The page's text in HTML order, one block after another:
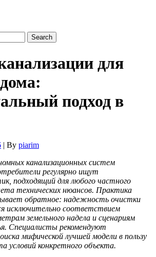
для
подход в
| By piarim
канализационных систем
регулярно ищут
подходящий для любого частного
технических нюансов. Практика
обратное: надежность очистки
исключительно соответствием
земельного надела и сценариям
Специалисты рекомендуют
мифической лучшей модели в пользу
условий конкретного объекта.